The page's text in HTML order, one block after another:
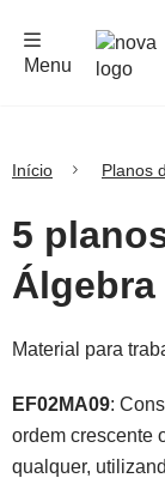
Menu
Início Planos
5
Material para
EF02MA09:
ordem crescente
qualquer,